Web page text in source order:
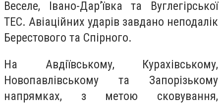
Веселе, Івано-Дар’ївка та Вуглегірської
ТЕС. Авіаційних ударів завдано неподалік
Берестового та Спірного.
На Авдіївському, Курахівському,
Новопавлівському та Запорізькому
напрямках, з метою сковування,